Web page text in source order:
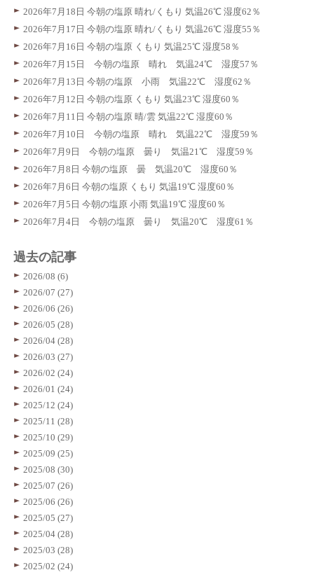
2026年7月18日 今朝の塩原 晴れ/くもり 気温26℃ 湿度62％
2026年7月17日 今朝の塩原 晴れ/くもり 気温26℃ 湿度55％
2026年7月16日 今朝の塩原 くもり 気温25℃ 湿度58％
2026年7月15日 今朝の塩原 晴れ 気温24℃ 湿度57％
2026年7月13日 今朝の塩原 小雨 気温22℃ 湿度62％
2026年7月12日 今朝の塩原 くもり 気温23℃ 湿度60％
2026年7月11日 今朝の塩原 晴/雲 気温22℃ 湿度60％
2026年7月10日 今朝の塩原 晴れ 気温22℃ 湿度59％
2026年7月9日 今朝の塩原 曇り 気温21℃ 湿度59％
2026年7月8日 今朝の塩原 曇 気温20℃ 湿度60％
2026年7月6日 今朝の塩原 くもり 気温19℃ 湿度60％
2026年7月5日 今朝の塩原 小雨 気温19℃ 湿度60％
2026年7月4日 今朝の塩原 曇り 気温20℃ 湿度61％
過去の記事
2026/08 (6)
2026/07 (27)
2026/06 (26)
2026/05 (28)
2026/04 (28)
2026/03 (27)
2026/02 (24)
2026/01 (24)
2025/12 (24)
2025/11 (28)
2025/10 (29)
2025/09 (25)
2025/08 (30)
2025/07 (26)
2025/06 (26)
2025/05 (27)
2025/04 (28)
2025/03 (28)
2025/02 (24)